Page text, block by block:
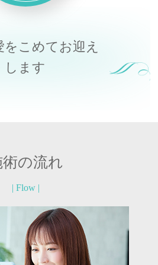
こめてお迎え
します
の流れ
| Flow |